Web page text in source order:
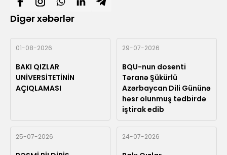
Digər xəbərlər
01-08-2026
BAKI QIZLAR
UNİVERSİTETİNİN
AÇIQLAMASI
29-07-2026
BQU-nun dosenti
Təranə Şükürlü
Azərbaycan Dili Gününə
həsr olunmuş tədbirdə
iştirak edib
25-07-2026 24-07-2026